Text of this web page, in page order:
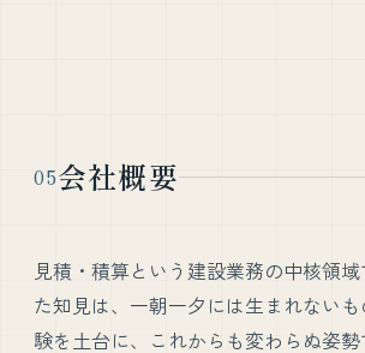
05会社概要
見積・積算という建設業務の中核領
た知見は、一朝一夕には生まれない
験を土台に、これからも変わらぬ姿